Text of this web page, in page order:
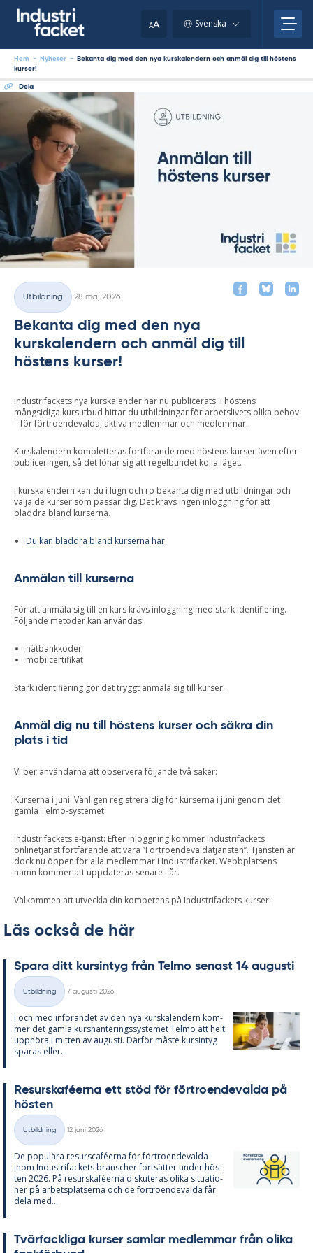
AA Svenska
Hem - Nyheter -
Bekanta dig med den nya kurskalendern och anmäl dig till höstens
kurser!
Dela
Kategorier
Utbildning
28 maj 2026
Bekanta dig med den nya
kurskalendern och anmäl dig till
höstens kurser!
Industrifackets nya kurskalender har nu publicerats. I höstens
mångsidiga kursutbud hittar du utbildningar för arbetslivets olika behov
– för förtroendevalda, aktiva medlemmar och medlemmar.
Kurskalendern kompletteras fortfarande med höstens kurser även efter
publiceringen, så det lönar sig att regelbundet kolla läget.
I kurskalendern kan du i lugn och ro bekanta dig med utbildningar och
välja de kurser som passar dig. Det krävs ingen inloggning för att
bläddra bland kurserna.
Du kan bläddra bland kurserna här.
Anmälan till kurserna
För att anmäla sig till en kurs krävs inloggning med stark identifiering.
Följande metoder kan användas:
nätbankkoder
mobilcertifikat
Stark identifiering gör det tryggt anmäla sig till kurser.
Anmäl dig nu till höstens kurser och säkra din
plats i tid
Vi ber användarna att observera följande två saker:
Kurserna i juni: Vänligen registrera dig för kurserna i juni genom det
gamla Telmo-systemet.
Industrifackets e-tjänst: Efter inloggning kommer Industrifackets
onlinetjänst fortfarande att vara ”Förtroendevaldatjänsten”. Tjänsten är
dock nu öppen för alla medlemmar i Industrifacket. Webbplatsens
namn kommer att uppdateras senare i år.
Välkommen att utveckla din kompetens på Industrifackets kurser!
Läs också de här
Spa­ra ditt kursin­tyg från Tel­mo se­nast 14 au­gusti
Kategorier
Utbildning
7 augusti 2026
I och med in­fö­ran­det av den nya kurska­len­dern kom­
mer det gam­la kurs­han­te­rings­sy­ste­met Tel­mo att helt
upp­hö­ra i mit­ten av au­gusti. Där­för mås­te kursin­tyg
spa­ras el­ler...
Re­surskafé­er­na ett stöd för för­tro­en­de­val­da på
hös­ten
Kategorier
Utbildning
12 juni 2026
De po­pu­lä­ra re­surscafé­er­na för för­tro­en­de­val­da
inom In­du­stri­fac­kets branscher fort­sät­ter un­der hös­
ten 2026. På re­surskafé­er­na dis­ku­te­ras oli­ka si­tu­a­tio­
ner på ar­bets­plat­ser­na och de för­tro­en­de­val­da får
dela med...
Tvär­fack­li­ga kur­ser sam­lar med­lem­mar från oli­ka